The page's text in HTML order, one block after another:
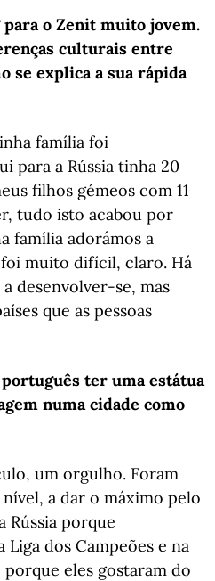
o Zenit muito jovem.
culturais entre
se explica a sua rápida
família foi
para a Rússia tinha 20
filhos gémeos com 11
tudo isto acabou por
família adorámos a
muito difícil, claro. Há
a desenvolver-se, mas
que as pessoas
ter uma estátua
numa cidade como
um orgulho. Foram
a dar o máximo pelo
Rússia porque
dos Campeões e na
eles gostaram do